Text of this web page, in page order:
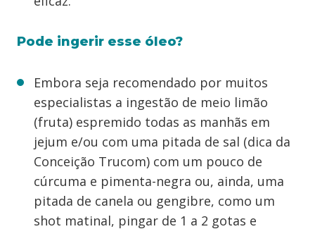
Pode ingerir esse óleo?
Embora seja recomendado por muitos
especialistas a ingestão de meio limão
(fruta) espremido todas as manhãs em
jejum e/ou com uma pitada de sal (dica da
Conceição Trucom) com um pouco de
cúrcuma e pimenta-negra ou, ainda, uma
pitada de canela ou gengibre, como um
shot matinal, pingar de 1 a 2 gotas e